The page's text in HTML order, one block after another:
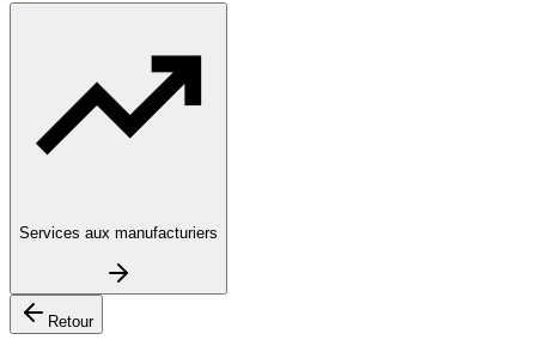
Services aux manufacturiers
Retour